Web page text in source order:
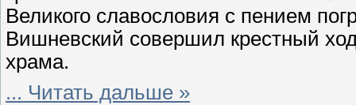
Великого славословия с пением
Вишневский совершил крестный
храма.
... Читать дальше »